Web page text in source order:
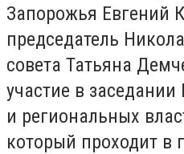
Запорожья Евгений
председатель
совета Татьяна
участие в
и региональных
который проходит в